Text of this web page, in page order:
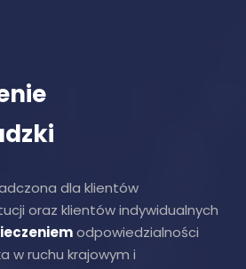
dla klientów
oraz klientów indywidualnych
odpowiedzialności
w ruchu krajowym i